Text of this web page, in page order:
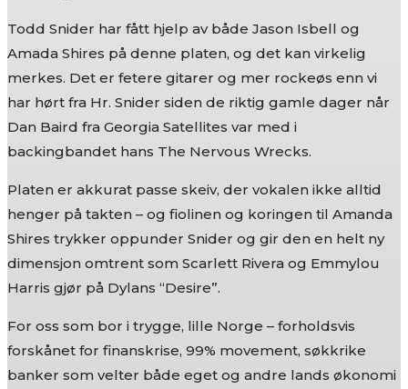
Todd Snider har fått hjelp av både Jason Isbell og
Amada Shires på denne platen, og det kan virkelig
merkes. Det er fetere gitarer og mer rockeøs enn vi
har hørt fra Hr. Snider siden de riktig gamle dager når
Dan Baird fra Georgia Satellites var med i
backingbandet hans The Nervous Wrecks.
Platen er akkurat passe skeiv, der vokalen ikke alltid
henger på takten – og fiolinen og koringen til Amanda
Shires trykker oppunder Snider og gir den en helt ny
dimensjon omtrent som Scarlett Rivera og Emmylou
Harris gjør på Dylans “Desire”.
For oss som bor i trygge, lille Norge – forholdsvis
forskånet for finanskrise, 99% movement, søkkrike
banker som velter både eget og andre lands økonomi